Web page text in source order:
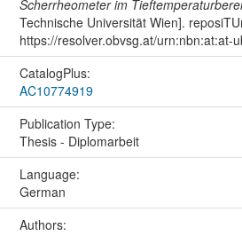
Scherrheometer im
Technische Universität Wien].
https://resolver.obvsg.at/urn:nbn:at:at-
CatalogPlus:
AC10774919
Publication Type:
Thesis - Diplomarbeit
Language:
German
Authors: